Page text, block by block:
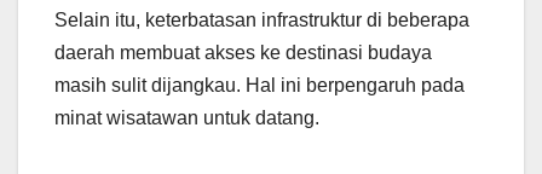
Selain itu, keterbatasan infrastruktur di beberapa
daerah membuat akses ke destinasi budaya
masih sulit dijangkau. Hal ini berpengaruh pada
minat wisatawan untuk datang.